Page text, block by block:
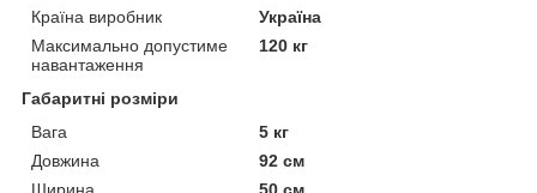
Країна виробник
Україна
Максимально допустиме
навантаження
120 кг
Габаритні розміри
Вага
5 кг
Довжина
92 см
Ширина
50 см